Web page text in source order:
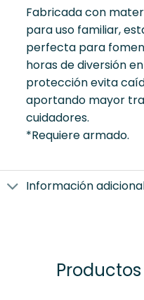
Fabricada con
para uso familiar,
perfecta para
horas de diversión
protección evita
aportando mayor
cuidadores.
*Requiere armado.
Información